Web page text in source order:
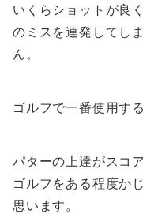
いくらショットが良
のミスを連発してし
ん。
ゴルフで一番使用す
パターの上達がスコ
ゴルフをある程度か
思います。